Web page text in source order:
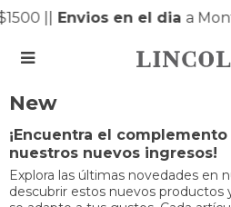
| Envios en el dia a

New
¡Encuentra el
nuestros nuevos ingresos!
Explora las últimas novedades en
descubrir estos nuevos productos